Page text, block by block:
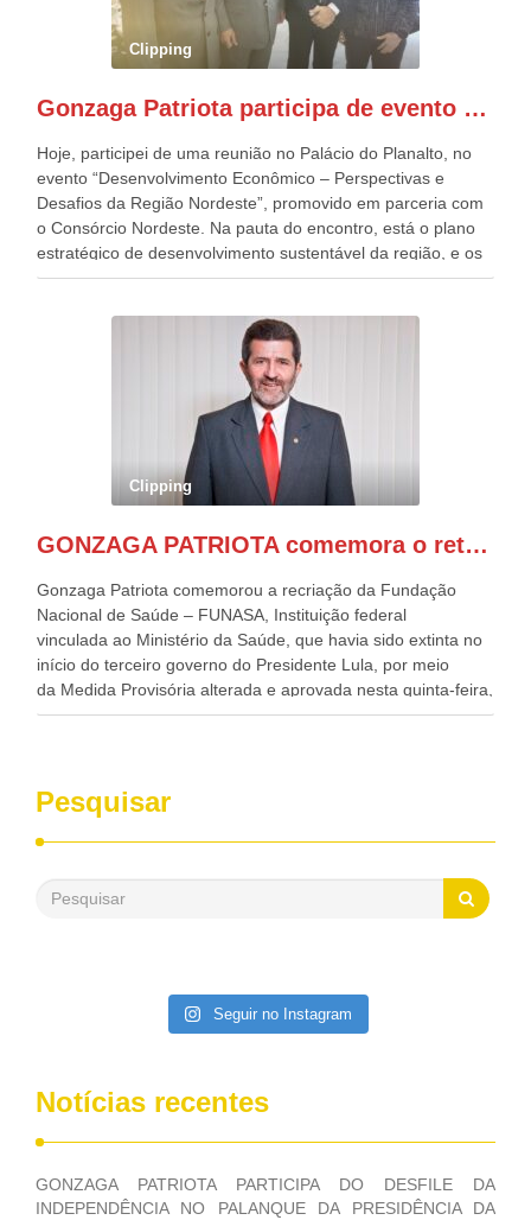
preparou espaços com cadeiras e coberturas, para 30.000
pessoas, só que o número de Patriotas Brasileiros
Independentes, dobrou na Esplanada. Eu, Lula e os
Patriota.
Clipping
Gonzaga Patriota participa de evento em prol do desenvolvimento do Nordeste
Hoje, participei de uma reunião no Palácio do Planalto, no
evento “Desenvolvimento Econômico – Perspectivas e
Desafios da Região Nordeste”, promovido em parceria com
o Consórcio Nordeste. Na pauta do encontro, está o plano
estratégico de desenvolvimento sustentável da região, e os
desafios para a elaboração de políticas públicas, que
evento contou com a presença do Vice-presidente Geraldo
Alckmin, que também ocupa o Ministério do
Desenvolvimento, Indústria, Comércio e Serviços, o ex
governador de Pernambuco, agora Presidente do Banco do
Nordeste, Paulo Câmara, o ex Deputado Federal, e
atualmente Superintendente da SUDENE, Danilo Cabral, da
Governadora de Pernambuco, Raquel Lyra, os ministros da
Casa Civil, Rui Costa, e da Integração e do Desenvolvimento
de todo Nordeste que também ajudam a fomentar o
Clipping
GONZAGA PATRIOTA comemora o retorno da FUNASA
Gonzaga Patriota comemorou a recriação da Fundação
Nacional de Saúde – FUNASA, Instituição federal
vinculada ao Ministério da Saúde, que havia sido extinta no
início do terceiro governo do Presidente Lula, por meio
da Medida Provisória alterada e aprovada nesta quinta-feira,
pelo Congresso Nacional. Gonzaga Patriota disse hoje em
desenvolvimento dos seus municípios e, somente o ano
passado, essa Fundação distribuiu mais de três bilhões de
reais, com suas maravilhosas ações, dentre alas, mais de
saneamento básico, em pequenas comunidades rurais.
Patriota disse ainda que, mesmo sem mandato,
Pesquisar
Seguir no Instagram
Notícias recentes
GONZAGA PATRIOTA PARTICIPA DO DESFILE DA
INDEPENDÊNCIA NO PALANQUE DA PRESIDÊNCIA DA